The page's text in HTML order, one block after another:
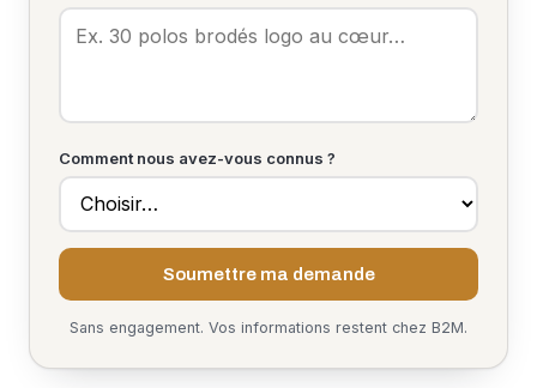
Comment nous avez-vous connus ?
Soumettre ma demande
Sans engagement. Vos informations restent chez B2M.